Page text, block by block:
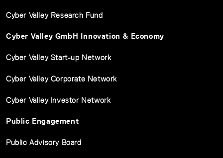
Cyber Valley Research Fund
Cyber Valley GmbH Innovation & Economy
Cyber Valley Start-up Network
Cyber Valley Corporate Network
Cyber Valley Investor Network
Public Engagement
Public Advisory Board